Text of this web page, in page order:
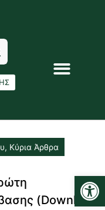
, Κύρια Άρθρα
(Downhill)